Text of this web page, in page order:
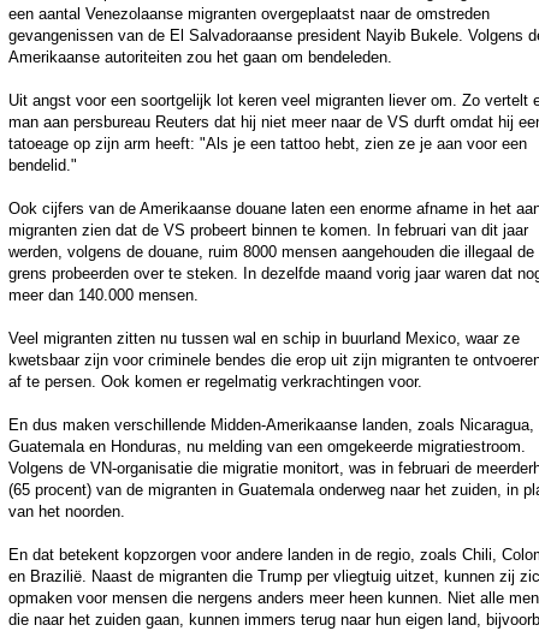
een aantal Venezolaanse migranten overgeplaatst naar de omstreden
gevangenissen van de El Salvadoraanse president Nayib Bukele. Volgens
Amerikaanse autoriteiten zou het gaan om bendeleden.
Uit angst voor een soortgelijk lot keren veel migranten liever om. Zo vertelt
man aan persbureau Reuters dat hij niet meer naar de VS durft omdat hij
tatoeage op zijn arm heeft: "Als je een tattoo hebt, zien ze je aan voor een
bendelid."
Ook cijfers van de Amerikaanse douane laten een enorme afname in het
migranten zien dat de VS probeert binnen te komen. In februari van dit jaar
werden, volgens de douane, ruim 8000 mensen aangehouden die illegaal de
grens probeerden over te steken. In dezelfde maand vorig jaar waren dat
meer dan 140.000 mensen.
Veel migranten zitten nu tussen wal en schip in buurland Mexico, waar ze
kwetsbaar zijn voor criminele bendes die erop uit zijn migranten te
af te persen. Ook komen er regelmatig verkrachtingen voor.
En dus maken verschillende Midden-Amerikaanse landen, zoals Nicaragua,
Guatemala en Honduras, nu melding van een omgekeerde migratiestroom.
Volgens de VN-organisatie die migratie monitort, was in februari de
(65 procent) van de migranten in Guatemala onderweg naar het zuiden, in
van het noorden.
En dat betekent kopzorgen voor andere landen in de regio, zoals Chili,
en Brazilië. Naast de migranten die Trump per vliegtuig uitzet, kunnen zij
opmaken voor mensen die nergens anders meer heen kunnen. Niet alle
die naar het zuiden gaan, kunnen immers terug naar hun eigen land,